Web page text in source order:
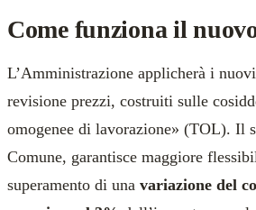
Come funziona il
L’Amministrazione applicherà i
revisione prezzi, costruiti sulle
omogenee di lavorazione» (TOL). Il
Comune, garantisce maggiore
superamento di una variazione del